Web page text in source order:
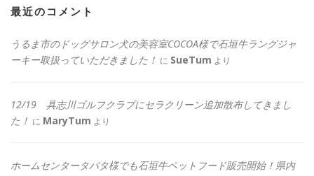
最近のコメント
うるま市のドッグサロン犬の美容室COCOA様で石垣牛ラングジャ
ーキー取扱っていただきました！ に SueTum より
12/19 具志川ゴルフクラブにセラクリーン追加散布してきまし
た！ に MaryTum より
ホームセンタータバタ様でも石垣牛ペットフード販売開始！県内